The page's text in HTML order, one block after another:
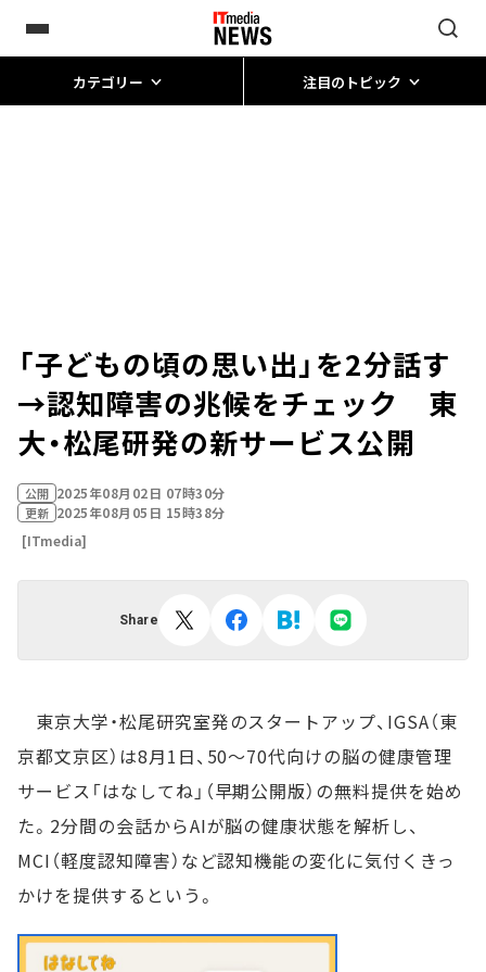
カテゴリー 注目のトピック
「子どもの頃の思い出」を2分話す
→認知障害の兆候をチェック 東
大・松尾研発の新サービス公開
公開 2025年08月02日 07時30分
更新 2025年08月05日 15時38分
[ITmedia]
Share
東京大学・松尾研究室発のスタートアップ、IGSA（東
京都文京区）は8月1日、50～70代向けの脳の健康管理
サービス「はなしてね」（早期公開版）の無料提供を始め
た。2分間の会話からAIが脳の健康状態を解析し、
MCI（軽度認知障害）など認知機能の変化に気付くきっ
かけを提供するという。